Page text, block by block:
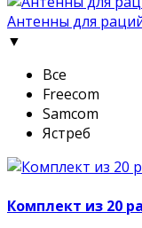
Антенны для
▼
Все
Freecom
Samcom
Ястреб
Комплект из 20